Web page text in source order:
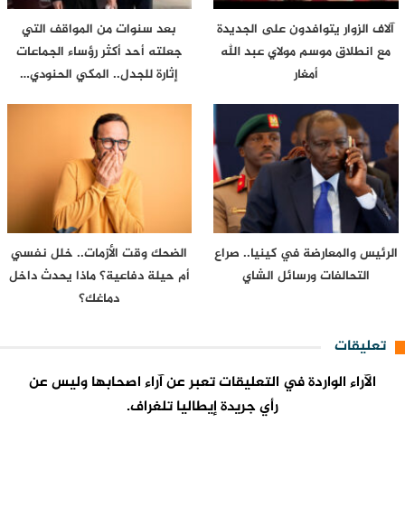
آلاف الزوار يتوافدون على الجديدة
مع انطلاق موسم مولاي عبد الله
أمغار
بعد سنوات من المواقف التي
جعلته أحد أكثر رؤساء الجماعات
إثارة للجدل.. المكي الحنودي…
الرئيس والمعارضة في كينيا.. صراع
التحالفات ورسائل الشاي
الضحك وقت الأزمات.. خلل نفسي
أم حيلة دفاعية؟ ماذا يحدث داخل
دماغك؟
تعليقات
الآراء الواردة في التعليقات تعبر عن آراء اصحابها وليس عن
رأي جريدة إيطاليا تلغراف.